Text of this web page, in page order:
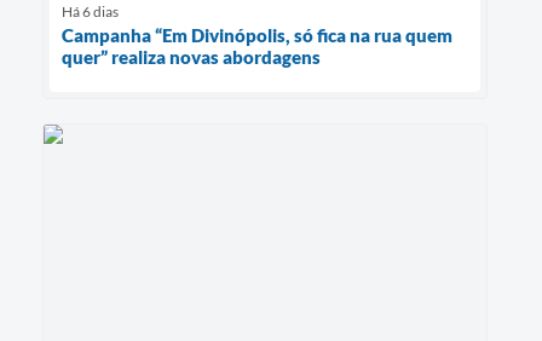
Há 6 dias
Campanha “Em Divinópolis, só fica na rua quem
quer” realiza novas abordagens